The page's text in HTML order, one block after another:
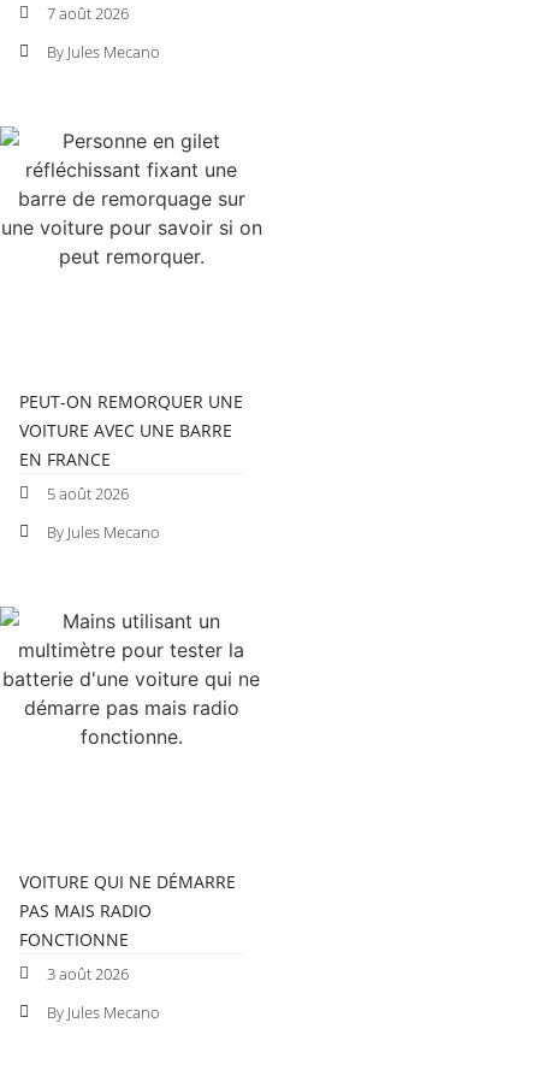
7 août 2026
By Jules Mecano
PEUT-ON REMORQUER UNE
VOITURE AVEC UNE BARRE
EN FRANCE
5 août 2026
By Jules Mecano
VOITURE QUI NE DÉMARRE
PAS MAIS RADIO
FONCTIONNE
3 août 2026
By Jules Mecano